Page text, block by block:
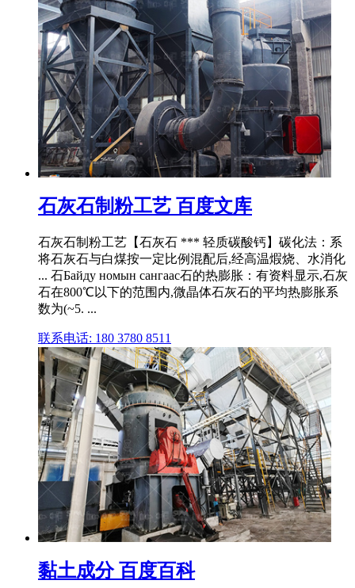
石灰石制粉工艺 百度文库
石灰石制粉工艺【石灰石 *** 轻质碳酸钙】碳化法：系
将石灰石与白煤按一定比例混配后,经高温煆烧、水消化
... 石Байду номын сангаас石的热膨胀：有资料显示,石灰
石在800℃以下的范围内,微晶体石灰石的平均热膨胀系
数为(~5. ...
联系电话: 180 3780 8511
黏土成分 百度百科